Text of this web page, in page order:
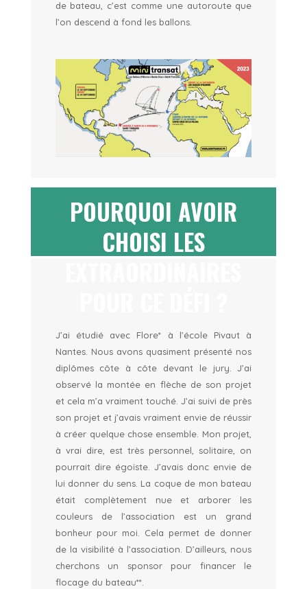
de bateau, c’est comme une autoroute que
l’on descend à fond les ballons.
POURQUOI AVOIR
CHOISI LES
J’ai étudié avec Flore* à l’école Pivaut à
Nantes. Nous avons quasiment présenté nos
diplômes côte à côte devant le jury. J’ai
observé la montée en flèche de son projet
et cela m’a vraiment touché. J’ai suivi de près
son projet et j’avais vraiment envie de réussir
à créer quelque chose ensemble. Mon projet,
à vrai dire, est très personnel, solitaire, on
pourrait dire égoïste. J’avais donc envie de
lui donner du sens. La coque de mon bateau
était complètement nue et arborer les
couleurs de l’association est un grand
bonheur pour moi. Cela permet de donner
de la visibilité à l’association. D’ailleurs, nous
cherchons un sponsor pour financer le
flocage du bateau**.